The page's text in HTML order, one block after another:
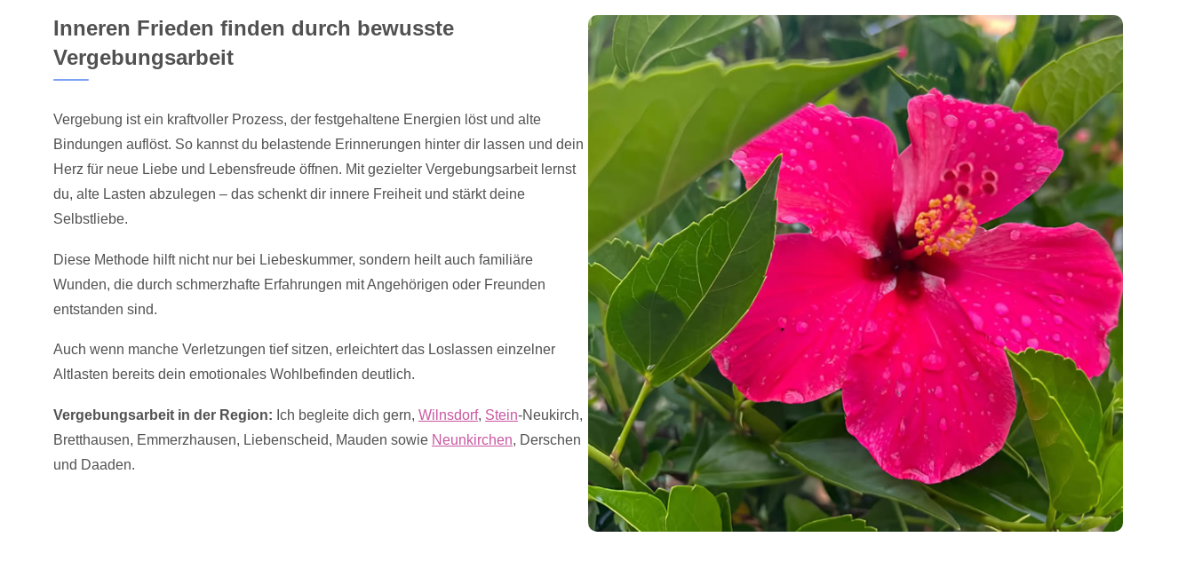
Inneren Frieden finden durch bewusste
Vergebungsarbeit
Vergebung ist ein kraftvoller Prozess, der festgehaltene Energien löst und alte
Bindungen auflöst. So kannst du belastende Erinnerungen hinter dir lassen und dein
Herz für neue Liebe und Lebensfreude öffnen. Mit gezielter Vergebungsarbeit lernst
du, alte Lasten abzulegen – das schenkt dir innere Freiheit und stärkt deine
Selbstliebe.
Diese Methode hilft nicht nur bei Liebeskummer, sondern heilt auch familiäre
Wunden, die durch schmerzhafte Erfahrungen mit Angehörigen oder Freunden
entstanden sind.
Auch wenn manche Verletzungen tief sitzen, erleichtert das Loslassen einzelner
Altlasten bereits dein emotionales Wohlbefinden deutlich.
Vergebungsarbeit in der Region: Ich begleite dich gern, Wilnsdorf, Stein-Neukirch,
Bretthausen, Emmerzhausen, Liebenscheid, Mauden sowie Neunkirchen, Derschen
und Daaden.